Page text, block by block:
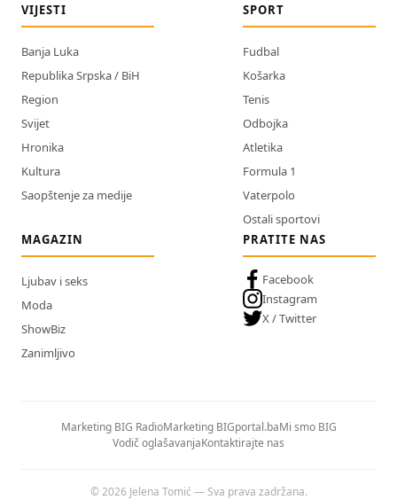
VIJESTI
Banja Luka
Republika Srpska / BiH
Region
Svijet
Hronika
Kultura
Saopštenje za medije
SPORT
Fudbal
Košarka
Tenis
Odbojka
Atletika
Formula 1
Vaterpolo
Ostali sportovi
MAGAZIN
Ljubav i seks
Moda
ShowBiz
Zanimljivo
PRATITE NAS
Facebook
Instagram
X / Twitter
Marketing BIG RadioMarketing BIGportal.baMi smo BIG
Vodič oglašavanjaKontaktirajte nas
© 2026 Jelena Tomić — Sva prava zadržana.